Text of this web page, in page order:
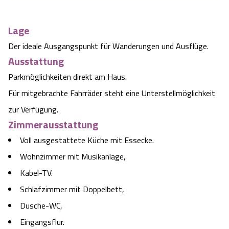
Urlaub auf dem Bauernhof
Last Minute
Kataloge
Videos
Kutschen
Regionale Küche
HeideSpezialitäten
Unterkünfte
Naturhotels
Wildpark Schwarze Berge
Otter Zentrum
Snow World Bispingen
Ralf Schumacher Kart & Bowl
Das verrückte Haus
Abenteuerland Trampolin-Park
Kulinarisches Celle
Unterkünfte Celle
Veranstaltungen & Führungen Celle
Lage
Der ideale Ausgangspunkt für Wanderungen und Ausflüge.
Ausstattung
Parkmöglichkeiten direkt am Haus.
Für mitgebrachte Fahrräder steht eine Unterstellmöglichkeit
zur Verfügung.
Zimmerausstattung
Voll ausgestattete Küche mit Essecke.
Wohnzimmer mit Musikanlage,
Kabel-TV.
Schlafzimmer mit Doppelbett,
Dusche-WC,
Eingangsflur.